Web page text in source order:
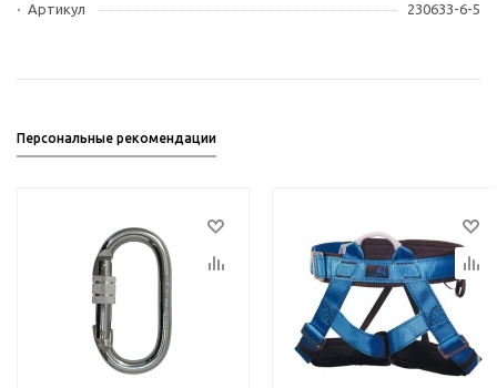
Артикул
230633-6-5
Персональные рекомендации